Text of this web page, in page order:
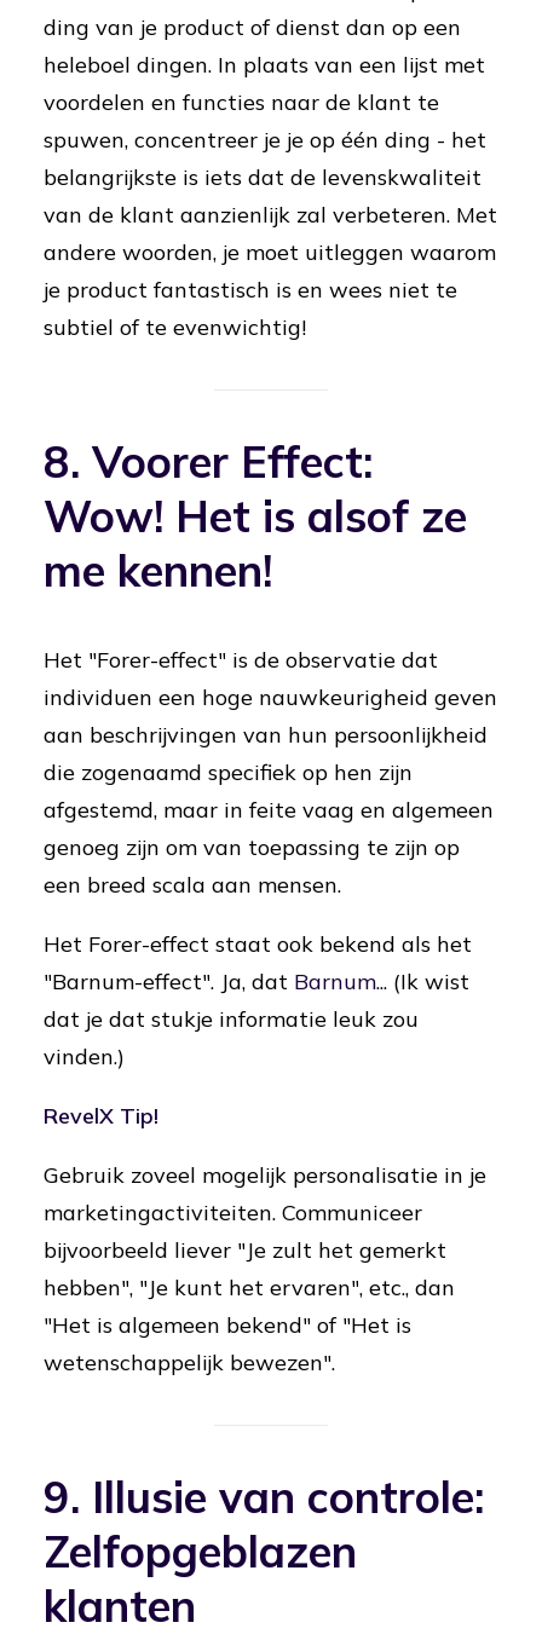
ding van je product of dienst dan op een
heleboel dingen. In plaats van een lijst met
voordelen en functies naar de klant te
spuwen, concentreer je je op één ding - het
belangrijkste is iets dat de levenskwaliteit
van de klant aanzienlijk zal verbeteren. Met
andere woorden, je moet uitleggen waarom
je product fantastisch is en wees niet te
subtiel of te evenwichtig!
8. Voorer Effect:
Wow! Het is alsof ze
me kennen!
Het "Forer-effect" is de observatie dat
individuen een hoge nauwkeurigheid geven
aan beschrijvingen van hun persoonlijkheid
die zogenaamd specifiek op hen zijn
afgestemd, maar in feite vaag en algemeen
genoeg zijn om van toepassing te zijn op
een breed scala aan mensen.
Het Forer-effect staat ook bekend als het
"Barnum-effect". Ja, dat Barnum... (Ik wist
dat je dat stukje informatie leuk zou
vinden.)
RevelX Tip!
Gebruik zoveel mogelijk personalisatie in je
marketingactiviteiten. Communiceer
bijvoorbeeld liever "Je zult het gemerkt
hebben", "Je kunt het ervaren", etc., dan
"Het is algemeen bekend" of "Het is
wetenschappelijk bewezen".
9. Illusie van controle:
Zelfopgeblazen
klanten